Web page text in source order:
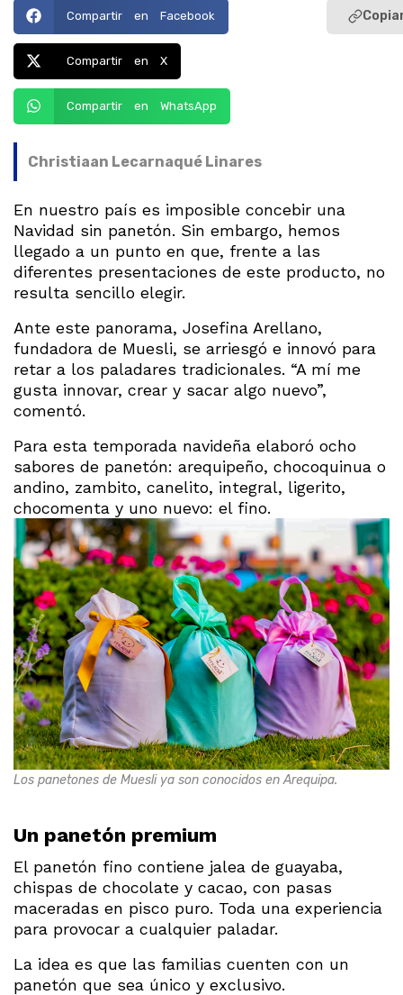
Compartir en Facebook
Compartir en X
Compartir en WhatsApp
Christiaan Lecarnaqué Linares
En nuestro país es imposible concebir una
Navidad sin panetón. Sin embargo, hemos
llegado a un punto en que, frente a las
diferentes presentaciones de este producto, no
resulta sencillo elegir.
Ante este panorama, Josefina Arellano,
fundadora de Muesli, se arriesgó e innovó para
retar a los paladares tradicionales. “A mí me
gusta innovar, crear y sacar algo nuevo”,
comentó.
Para esta temporada navideña elaboró ocho
sabores de panetón: arequipeño, chocoquinua o
andino, zambito, canelito, integral, ligerito,
chocomenta y uno nuevo: el fino.
Los panetones de Muesli ya son conocidos en Arequipa.
Un panetón premium
El panetón fino contiene jalea de guayaba,
chispas de chocolate y cacao, con pasas
maceradas en pisco puro. Toda una experiencia
para provocar a cualquier paladar.
La idea es que las familias cuenten con un
panetón que sea único y exclusivo.